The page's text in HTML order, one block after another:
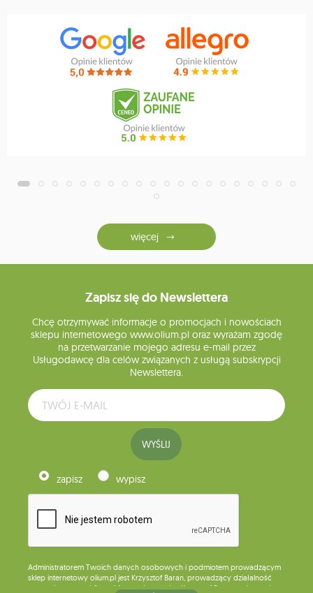
więcej
Zapisz się do Newslettera
Chcę otrzymywać informacje o promocjach i nowościach
sklepu internetowego www.olium.pl oraz wyrażam zgodę
na przetwarzanie mojego adresu e-mail przez
Usługodawcę dla celów związanych z usługą subskrypcji
Newslettera.
WYŚLIJ
zapisz wypisz
Administratorem Twoich danych osobowych i podmiotem prowadzącym
sklep internetowy olium.pl jest Krzysztof Baran, prowadzący działalność
gospodarczą pod firmą: Mouton Interactive Krzysztof Baran wpisaną do